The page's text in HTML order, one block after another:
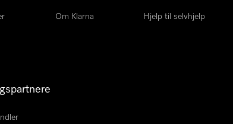
Om Klarna Hjelp til selvhjelp